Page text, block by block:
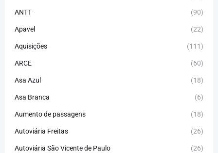
ANTT (90)
Apavel (22)
Aquisições (111)
ARCE (60)
Asa Azul (18)
Asa Branca (6)
Aumento de passagens (18)
Autoviária Freitas (26)
Autoviária São Vicente de Paulo (26)